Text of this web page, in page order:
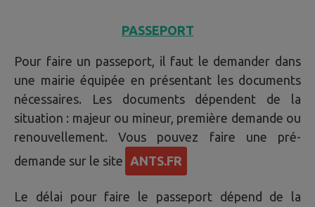
PASSEPORT
Pour faire un passeport, il faut le demander dans
une mairie équipée en présentant les documents
nécessaires. Les documents dépendent de la
situation : majeur ou mineur, première demande ou
renouvellement. Vous pouvez faire une pré-
demande sur le site ANTS.FR
Le délai pour faire le passeport dépend de la